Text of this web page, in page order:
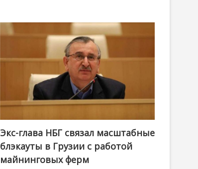
Экс-глава НБГ связал масштабные
блэкауты в Грузии с работой
майнинговых ферм